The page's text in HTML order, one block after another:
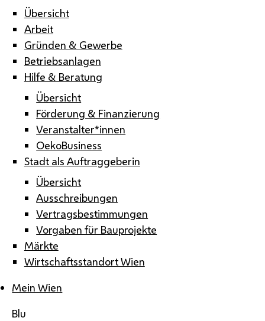
Übersicht
Arbeit
Gründen & Gewerbe
Betriebsanlagen
Hilfe & Beratung
Übersicht
Förderung & Finanzierung
Veranstalter*innen
OekoBusiness
Stadt als Auftraggeberin
Übersicht
Ausschreibungen
Vertragsbestimmungen
Vorgaben für Bauprojekte
Märkte
Wirtschaftsstandort Wien
Mein Wien
Blu